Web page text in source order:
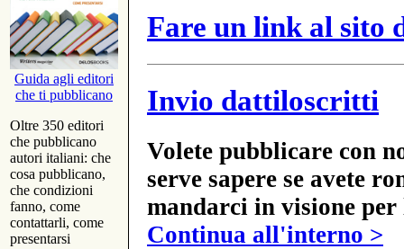
Guida agli editori
che ti pubblicano
Oltre 350 editori
che pubblicano
autori italiani: che
cosa pubblicano,
che condizioni
fanno, come
contattarli, come
presentarsi
Fare un link al sito
Invio dattiloscritti
Volete pubblicare con
serve sapere se avete
mandarci in visione
Continua all'interno >